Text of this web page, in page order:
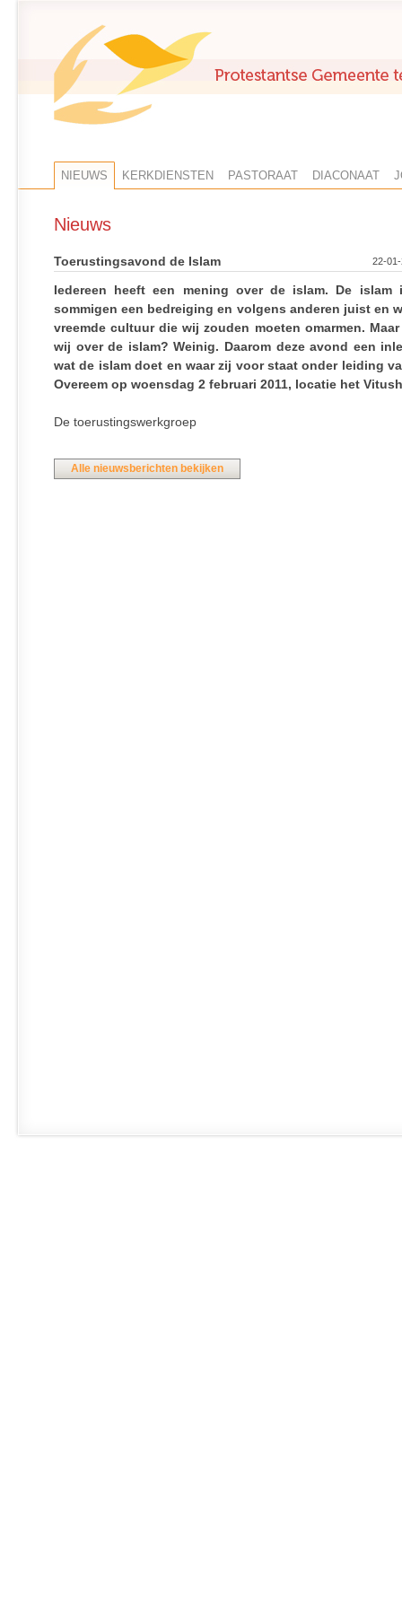
NIEUWS KERKDIENSTEN PASTORAAT DIACONAAT
Nieuws
Toerustingsavond de Islam 22-
Iedereen heeft een mening over de islam. De islam
sommigen een bedreiging en volgens anderen juist en
vreemde cultuur die wij zouden moeten omarmen.
wij over de islam? Weinig. Daarom deze avond een
wat de islam doet en waar zij voor staat onder leiding
Overeem op woensdag 2 februari 2011, locatie het
De toerustingswerkgroep
Alle nieuwsberichten bekijken